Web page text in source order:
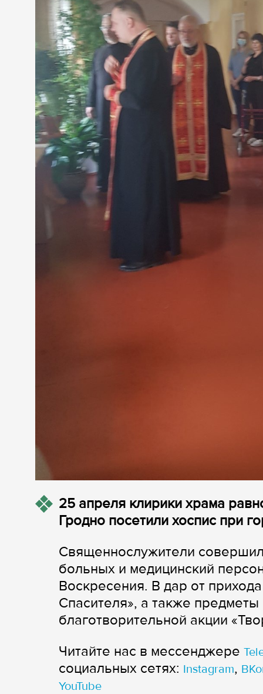
25 апреля клирики храма
Гродно посетили хоспис при
Священнослужители
больных и медицинский
Воскресения. В дар от
Спасителя», а также
благотворительной акции
Читайте нас в мессенджере
cоциальных сетях: Instagram,
YouTube